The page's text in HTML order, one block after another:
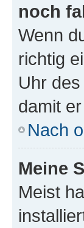
noch
Wenn
richtig
Uhr
damit
Nach
Meine
Meist